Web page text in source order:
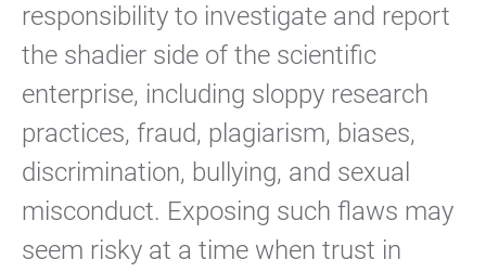
responsibility to investigate and report
the shadier side of the scientific
enterprise, including sloppy research
practices, fraud, plagiarism, biases,
discrimination, bullying, and sexual
misconduct. Exposing such flaws may
seem risky at a time when trust in